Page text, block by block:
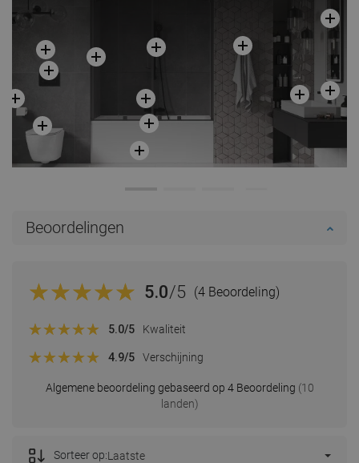
Beoordelingen
5.0/5 (4 Beoordeling)
Algemene beoordeling gebaseerd op 4 Beoordeling (10
landen)
5.0/5 Kwaliteit
4.9/5 Verschijning
Sorteer op:Laatste